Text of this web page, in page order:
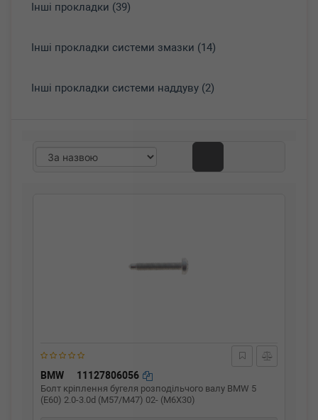
Інші прокладки (39)
Інші прокладки системи змазки (14)
Інші прокладки системи наддуву (2)
BMW 11127806056
Болт кріплення бугеля розподільчого валу BMW 5
(E60) 2.0-3.0d (M57/M47) 02- (M6X30)